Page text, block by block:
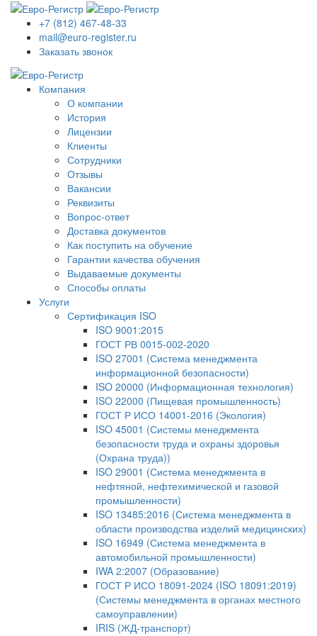
+7 (812) 467-48-33
mail@euro-register.ru
Заказать звонок
Компания
О компании
История
Лицензии
Клиенты
Сотрудники
Отзывы
Вакансии
Реквизиты
Вопрос-ответ
Доставка документов
Как поступить на обучение
Гарантии качества обучения
Выдаваемые документы
Способы оплаты
Услуги
Сертификация ISO
ISO 9001:2015
ГОСТ РВ 0015-002-2020
ISO 27001 (Система менеджмента
информационной безопасности)
ISO 20000 (Информационная технология)
ISO 22000 (Пищевая промышленность)
ГОСТ Р ИСО 14001-2016 (Экология)
ISO 45001 (Системы менеджмента
безопасности труда и охраны здоровья
(Охрана труда))
ISO 29001 (Система менеджмента в
нефтяной, нефтехимической и газовой
промышленности)
ISO 13485:2016 (Система менеджмента в
области производства изделий медицинских)
ISO 16949 (Система менеджмента в
автомобильной промышленности)
IWA 2:2007 (Образование)
ГОСТ Р ИСО 18091-2024 (ISO 18091:2019)
(Системы менеджмента в органах местного
самоуправлении)
IRIS (ЖД-транспорт)